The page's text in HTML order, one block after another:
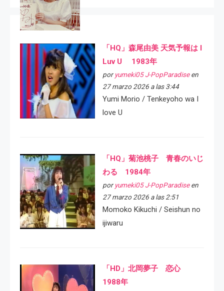
「HQ」森尾由美 天気予報は I
Luv U 1983年
por yumeki05 J-PopParadiseen
27 marzo 2026 a las 3:44
Yumi Morio / Tenkeyoho wa I
love U
「HQ」菊池桃子 青春のいじ
わる 1984年
por yumeki05 J-PopParadiseen
27 marzo 2026 a las 2:51
Momoko Kikuchi / Seishun no
ijiwaru
「HD」北岡夢子 恋心
1988年